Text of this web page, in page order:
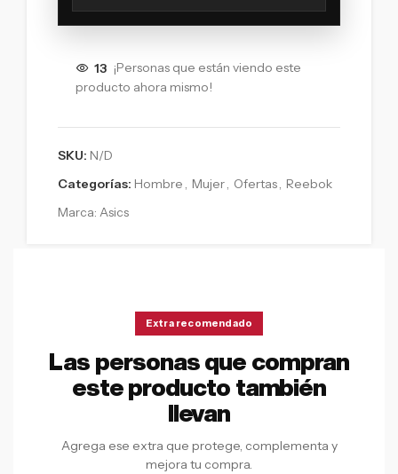
13 ¡Personas que están viendo este
producto ahora mismo!
SKU: N/D
Categorías: Hombre , Mujer, Ofertas, Reebok
Marca: Asics
Extra recomendado
Las personas que compran
este producto también
llevan
Agrega ese extra que protege, complementa y
mejora tu compra.